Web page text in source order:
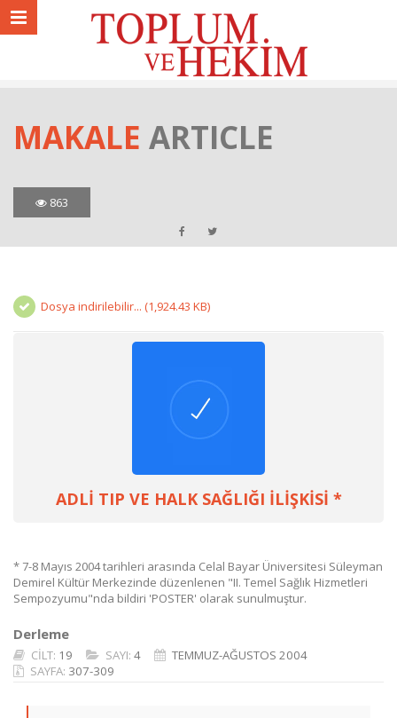
MAKALE ARTICLE
863
Dosya indirilebilir... (1,924.43 KB)
ADLİ TIP VE HALK SAĞLIĞI İLİŞKİSİ *
* 7-8 Mayıs 2004 tarihleri arasında Celal Bayar Üniversitesi Süleyman
Demirel Kültür Merkezinde düzenlenen "II. Temel Sağlık Hizmetleri
Sempozyumu"nda bildiri 'POSTER' olarak sunulmuştur.
Derleme
CİLT: 19 SAYI: 4
TEMMUZ-AĞUSTOS 2004
SAYFA: 307-309